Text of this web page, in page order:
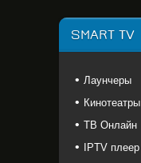
SMART TV
Лаунчеры
Кинотеатры
ТВ Онлайн
IPTV плеер